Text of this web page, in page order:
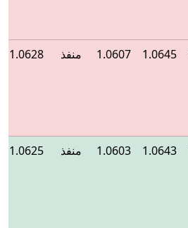
1.0645
1.0607 منفذ 1.0628
1.0643
1.0603 منفذ 1.0625